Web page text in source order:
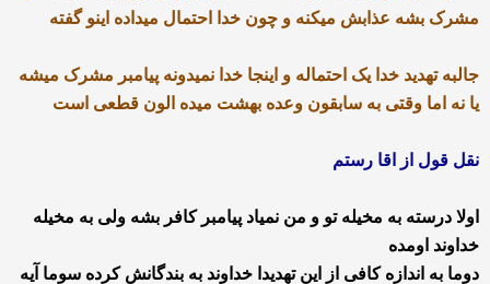
مشرک بشه عذابش میکنه و چون خدا احتمال میداده اینو گفته
جالبه تهدید خدا یک احتماله و اینجا خدا نمیدونه پیامبر مشرک میشه
یا نه اما وقتی به سابقون وعده بهشت میده الون قطعی است
نقل قول از اقا رستم
اولا درسته به مخیله تو و من نمیاد پیامبر کافر بشه ولی به مخیله
خداوند اومده
دوما به اندازه کافی از این تهدیدا خداوند به بندگانش کرده سوما آیه